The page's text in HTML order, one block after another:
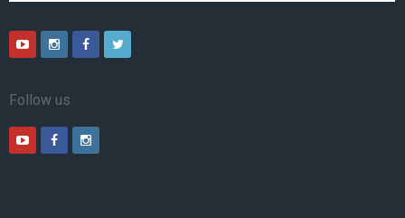
Follow us